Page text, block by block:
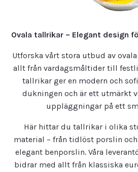
Ovala tallrikar – Elegant design
Utforska vårt stora utbud av
allt från vardagsmåltider till
tallrikar ger en modern och
dukningen och är ett utmärkt
uppläggningar på ett
Här hittar du tallrikar i olika
material – från tidlöst porslin
elegant benporslin. Våra
bidrar med allt från klassiska